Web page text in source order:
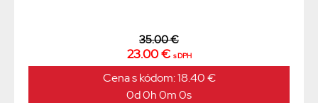
35.00 €
23.00 € s DPH
Cena s kódom: 18.40 €
0d 0h 0m 0s